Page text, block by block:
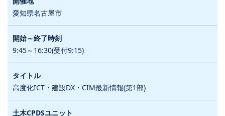
愛知県名古屋市
9:45～16:30(受付9:15)
高度化ICT・建設DX・CIM最新情報(第1部)